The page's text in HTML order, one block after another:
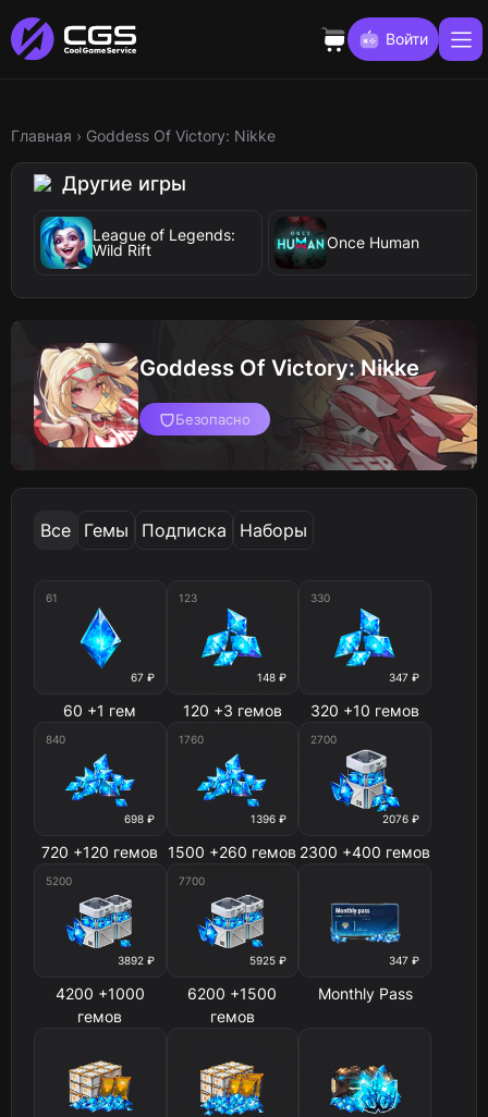
Войти
Главная › Goddess Of Victory: Nikke
Другие игры
League of Legends:
Wild Rift
Once Human
Goddess Of Victory: Nikke
Безопасно
Все Гемы Подписка Наборы
67 ₽
61
60 +1 гем
148 ₽
123
120 +3 гемов
347 ₽
330
320 +10 гемов
698 ₽
840
720 +120 гемов
1396 ₽
1760
1500 +260 гемов
2076 ₽
2700
2300 +400 гемов
3892 ₽
5200
4200 +1000
гемов
5925 ₽
7700
6200 +1500
гемов
347 ₽
Monthly Pass